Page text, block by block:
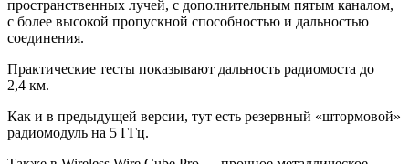
пространственных лучей, с дополнительным пятым каналом,
с более высокой пропускной способностью и дальностью
соединения.
Практические тесты показывают дальность радиомоста до
2,4 км.
Как и в предыдущей версии, тут есть резервный «штормовой»
радиомодуль на 5 ГГц.